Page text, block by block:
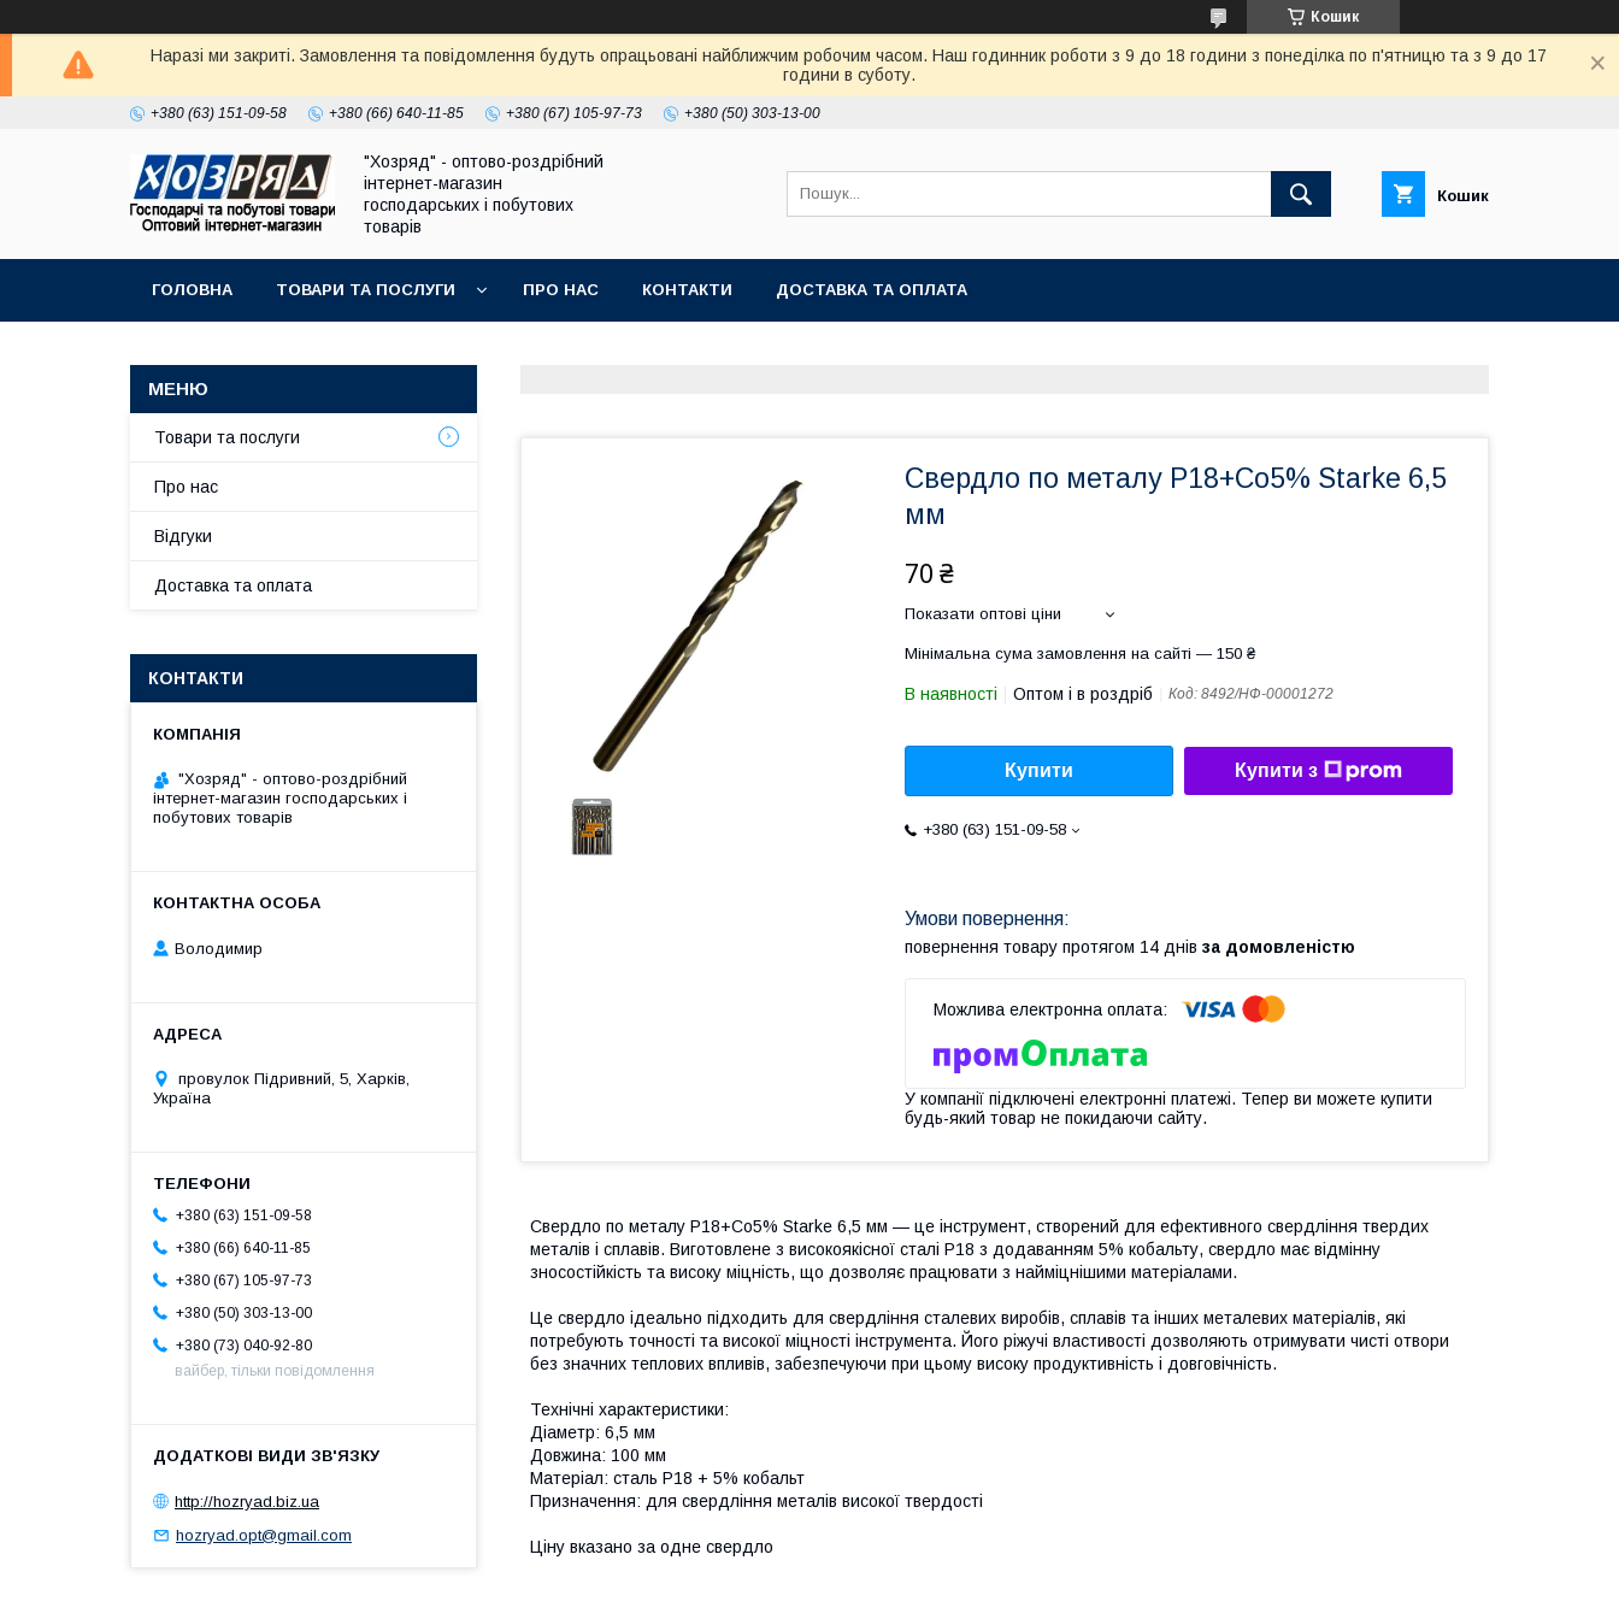
Кошик
Наразі ми закриті. Замовлення та повідомлення будуть опрацьовані найближчим робочим часом. Наш годинник роботи з 9 до 18 години з понеділка по п'ятницю та з 9 до 17
години в суботу.
+380 (63) 151-09-58 +380 (66) 640-11-85 +380 (67) 105-97-73 +380 (50) 303-13-00
"Хозряд" - оптово-роздрібний
інтернет-магазин
господарських і побутових
товарів
Кошик
ГОЛОВНА ТОВАРИ ТА ПОСЛУГИ ПРО НАС КОНТАКТИ ДОСТАВКА ТА ОПЛАТА
Свердло по металу Р18+Co5% Starke 6,5
мм
70 ₴
Показати оптові ціни
Мінімальна сума замовлення на сайті — 150 ₴
В наявності Оптом і в роздріб Код: 8492/НФ-00001272
Купити Купити з
+380 (63) 151-09-58
повернення товару протягом 14 днів за домовленістю
У компанії підключені електронні платежі. Тепер ви можете купити
будь-який товар не покидаючи сайту.
Свердло по металу Р18+Co5% Starke 6,5 мм — це інструмент, створений для ефективного свердління твердих
металів і сплавів. Виготовлене з високоякісної сталі Р18 з додаванням 5% кобальту, свердло має відмінну
зносостійкість та високу міцність, що дозволяє працювати з найміцнішими матеріалами.
Це свердло ідеально підходить для свердління сталевих виробів, сплавів та інших металевих матеріалів, які
потребують точності та високої міцності інструмента. Його ріжучі властивості дозволяють отримувати чисті отвори
без значних теплових впливів, забезпечуючи при цьому високу продуктивність і довговічність.
Технічні характеристики:
Діаметр: 6,5 мм
Довжина: 100 мм
Матеріал: сталь Р18 + 5% кобальт
Призначення: для свердління металів високої твердості
Ціну вказано за одне свердло
Товари та послуги
Про нас
Відгуки
Доставка та оплата
КОНТАКТИ
"Хозряд" - оптово-роздрібний
інтернет-магазин господарських і
побутових товарів
Володимир
провулок Підривний, 5, Харків,
Україна
+380 (63) 151-09-58
+380 (66) 640-11-85
+380 (67) 105-97-73
+380 (50) 303-13-00
+380 (73) 040-92-80
вайбер, тільки повідомлення
http://hozryad.biz.ua
hozryad.opt@gmail.com